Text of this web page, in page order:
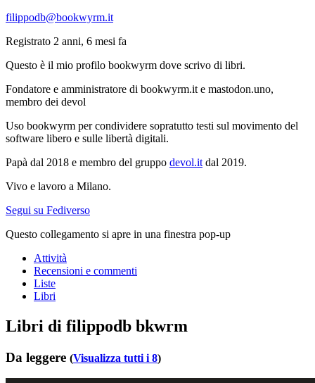
filippodb@bookwyrm.it
Registrato 2 anni, 6 mesi fa
Questo è il mio profilo bookwyrm dove scrivo di libri.
Fondatore e amministratore di bookwyrm.it e mastodon.uno,
membro dei devol
Uso bookwyrm per condividere sopratutto testi sul movimento del
software libero e sulle libertà digitali.
Papà dal 2018 e membro del gruppo devol.it dal 2019.
Vivo e lavoro a Milano.
Segui su Fediverso
Questo collegamento si apre in una finestra pop-up
Attività
Recensioni e commenti
Liste
Libri
Libri di filippodb bkwrm
Da leggere (Visualizza tutti i 8)